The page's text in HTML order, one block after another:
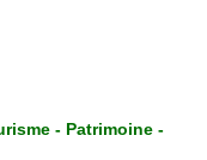
- Patrimoine -